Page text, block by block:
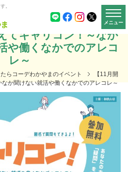
。
メニュー
てキャリコン！～なか
や働くなかでのアレコ
レ～
らコーデわかやまのイベント
【11月開
か聞けない就活や働くなかでのアレコレ～